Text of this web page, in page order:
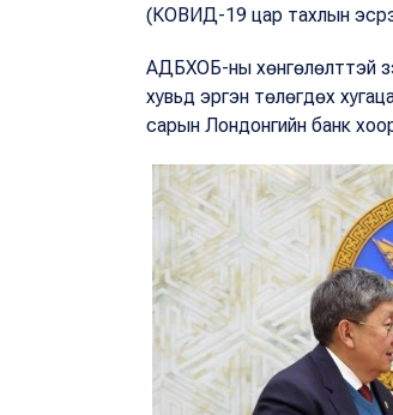
(КОВИД-19 цар тахлын
АДБХОБ-ны хөнгөлөлттэй
хувьд эргэн төлөгдөх
сарын Лондонгийн банк